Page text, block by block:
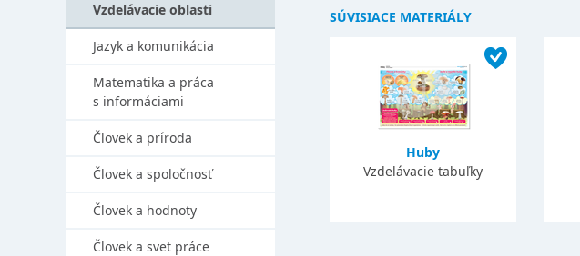
SÚVISIACE MATERIÁLY
Huby
Vzdelávacie tabuľky
Vzdelávacie oblasti
Jazyk a komunikácia
Matematika a práca
s informáciami
Človek a príroda
Človek a spoločnosť
Človek a hodnoty
Človek a svet práce